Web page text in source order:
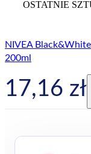
OSTATNIE
NIVEA
200ml
17,16 zł